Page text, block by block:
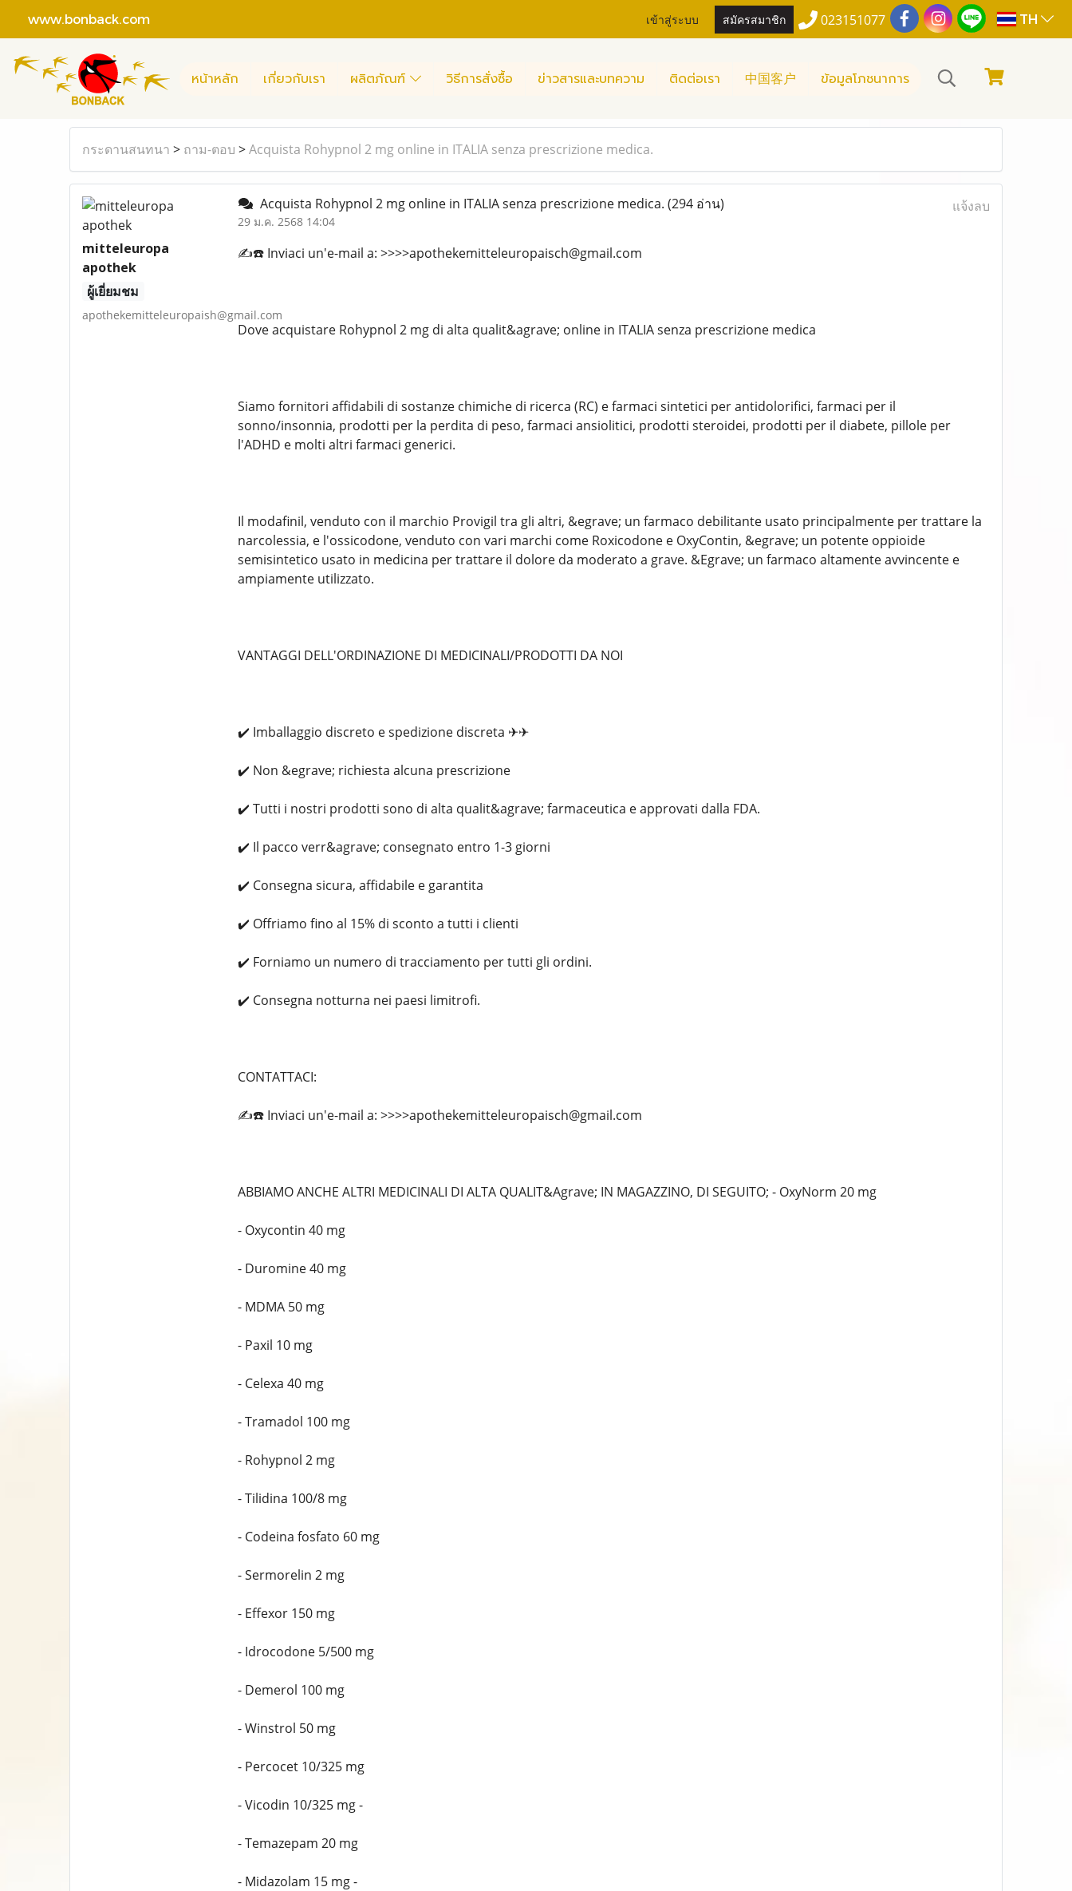
www.bonback.com เข้าสู่ระบบ สมัครสมาชิก 023151077 TH
หน้าหลัก เกี่ยวกับเรา ผลิตภัณฑ์ วิธีการสั่งซื้อ ข่าวสารและบทความ ติดต่อเรา 中国客户 ข้อมูลโภชนาการ
กระดานสนทนา > ถาม-ตอบ >Acquista Rohypnol 2 mg online in ITALIA senza prescrizione medica.
mitteleuropa
apothek
ผู้เยี่ยมชม
apothekemitteleuropaish@gmail.com
Acquista Rohypnol 2 mg online in ITALIA senza prescrizione medica. (294 อ่าน)
29 ม.ค. 2568 14:04
แจ้งลบ
✍️☎️ Inviaci un'e-mail a: >>>>apothekemitteleuropaisch@gmail.com
Dove acquistare Rohypnol 2 mg di alta qualit&agrave; online in ITALIA senza prescrizione medica
Siamo fornitori affidabili di sostanze chimiche di ricerca (RC) e farmaci sintetici per antidolorifici, farmaci per il
sonno/insonnia, prodotti per la perdita di peso, farmaci ansiolitici, prodotti steroidei, prodotti per il diabete, pillole per
l'ADHD e molti altri farmaci generici.
Il modafinil, venduto con il marchio Provigil tra gli altri, &egrave; un farmaco debilitante usato principalmente per trattare la
narcolessia, e l'ossicodone, venduto con vari marchi come Roxicodone e OxyContin, &egrave; un potente oppioide
semisintetico usato in medicina per trattare il dolore da moderato a grave. &Egrave; un farmaco altamente avvincente e
ampiamente utilizzato.
VANTAGGI DELL'ORDINAZIONE DI MEDICINALI/PRODOTTI DA NOI
✔️ Imballaggio discreto e spedizione discreta ✈✈
✔️ Non &egrave; richiesta alcuna prescrizione
✔️ Tutti i nostri prodotti sono di alta qualit&agrave; farmaceutica e approvati dalla FDA.
✔️ Il pacco verr&agrave; consegnato entro 1-3 giorni
✔️ Consegna sicura, affidabile e garantita
✔️ Offriamo fino al 15% di sconto a tutti i clienti
✔️ Forniamo un numero di tracciamento per tutti gli ordini.
✔️ Consegna notturna nei paesi limitrofi.
CONTATTACI:
✍️☎️ Inviaci un'e-mail a: >>>>apothekemitteleuropaisch@gmail.com
ABBIAMO ANCHE ALTRI MEDICINALI DI ALTA QUALIT&Agrave; IN MAGAZZINO, DI SEGUITO; - OxyNorm 20 mg
- Oxycontin 40 mg
- Duromine 40 mg
- MDMA 50 mg
- Paxil 10 mg
- Celexa 40 mg
- Tramadol 100 mg
- Rohypnol 2 mg
- Tilidina 100/8 mg
- Codeina fosfato 60 mg
- Sermorelin 2 mg
- Effexor 150 mg
- Idrocodone 5/500 mg
- Demerol 100 mg
- Winstrol 50 mg
- Percocet 10/325 mg
- Vicodin 10/325 mg -
- Temazepam 20 mg
- Midazolam 15 mg -